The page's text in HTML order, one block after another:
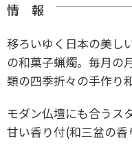
情 報
移ろいゆく日本の美し
の和菓子蝋燭。 毎月の
類の四季折々の手作り
モダン仏壇にも合うス
甘い香り付(和三盆の香